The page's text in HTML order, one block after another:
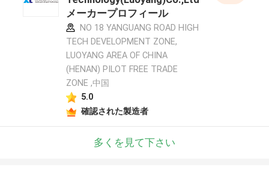
メーカープロフィール
NO 18 YANGUANG ROAD HIGH
TECH DEVELOPMENT ZONE,
LUOYANG AREA OF CHINA
(HENAN) PILOT FREE TRADE
ZONE ,中国
5.0
確認された製造者
多くを見て下さい